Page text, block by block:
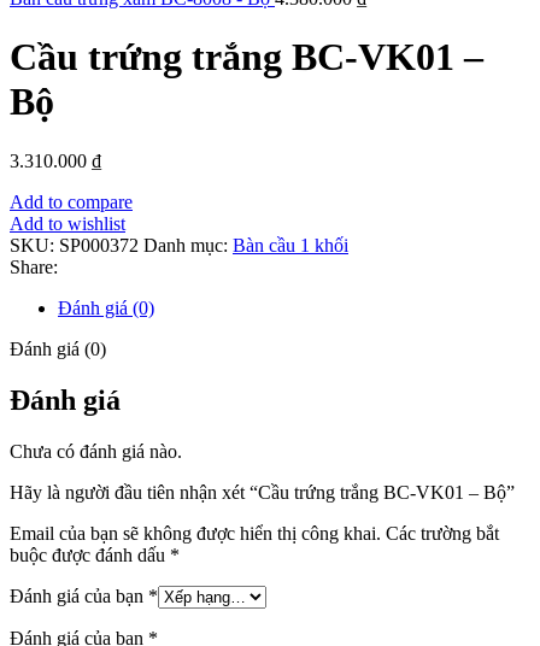
Cầu trứng trắng BC-VK01 –
Bộ
3.310.000 ₫
Add to compare
Add to wishlist
SKU: SP000372 Danh mục: Bàn cầu 1 khối
Share:
Đánh giá (0)
Đánh giá (0)
Đánh giá
Chưa có đánh giá nào.
Hãy là người đầu tiên nhận xét “Cầu trứng trắng BC-VK01 – Bộ”
Email của bạn sẽ không được hiển thị công khai. Các trường bắt
buộc được đánh dấu *
Đánh giá của bạn *
Đánh giá của bạn *